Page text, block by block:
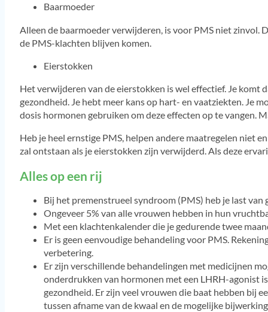
Baarmoeder
Alleen de baarmoeder verwijderen, is voor PMS niet zinvol.
de PMS-klachten blijven komen.
Eierstokken
Het verwijderen van de eierstokken is wel effectief. Je komt
gezondheid. Je hebt meer kans op hart- en vaatziekten. Je
dosis hormonen gebruiken om deze effecten op te vangen.
Heb je heel ernstige PMS, helpen andere maatregelen niet
zal ontstaan als je eierstokken zijn verwijderd. Als deze
Alles op een rij
Bij het premenstrueel syndroom (PMS) heb je last
Ongeveer 5% van alle vrouwen hebben in hun
Met een klachtenkalender die je gedurende twee
Er is geen eenvoudige behandeling voor PMS.
verbetering.
Er zijn verschillende behandelingen met medicijnen
onderdrukken van hormonen met een LHRH-agonist
gezondheid. Er zijn veel vrouwen die baat hebben bij
tussen afname van de kwaal en de mogelijke